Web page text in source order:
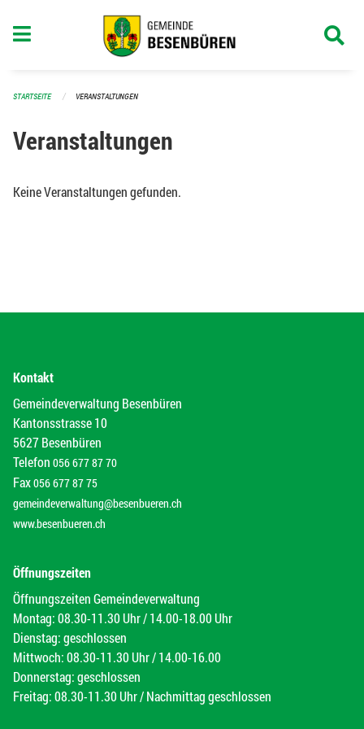
STARTSEITE VERANSTALTUNGEN
Veranstaltungen
Keine Veranstaltungen gefunden.
Kontakt
Gemeindeverwaltung Besenbüren
Kantonsstrasse 10
5627 Besenbüren
Telefon 056 677 87 70
Fax056 677 87 75
gemeindeverwaltung@besenbueren.ch
www.besenbueren.ch
Öffnungszeiten
Öffnungszeiten Gemeindeverwaltung
Montag: 08.30-11.30 Uhr / 14.00-18.00 Uhr
Dienstag: geschlossen
Mittwoch: 08.30-11.30 Uhr / 14.00-16.00
Donnerstag: geschlossen
Freitag: 08.30-11.30 Uhr / Nachmittag geschlossen